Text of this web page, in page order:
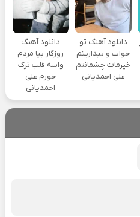
دانلود آهنگ تو
خواب و بیداریتم
خیرمات چشمانتم
علی احمدیانی
دانلود آهنگ
روزگار بیا مردم
واسه قلب ترک
خورم علی
احمدیانی